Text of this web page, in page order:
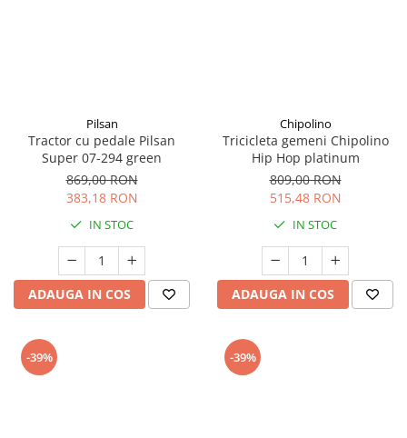
Pilsan
Tractor cu pedale Pilsan
Super 07-294 green
869,00 RON
383,18 RON
IN STOC
ADAUGA IN COS
Chipolino
Tricicleta gemeni Chipolino
Hip Hop platinum
809,00 RON
515,48 RON
IN STOC
ADAUGA IN COS
-39% -39%